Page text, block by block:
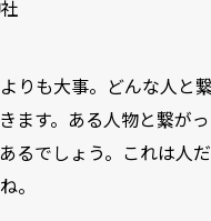
りも大事。どんな人と
ます。ある人物と繋が
るでしょう。これは人
。